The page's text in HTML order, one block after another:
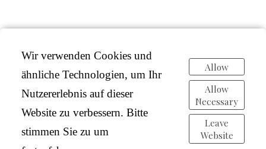
Wir verwenden Cookies und
ähnliche Technologien, um Ihr
Nutzererlebnis auf dieser
Website zu verbessern. Bitte
stimmen Sie zu um
Allow
Allow
Necessary
Leave
Website